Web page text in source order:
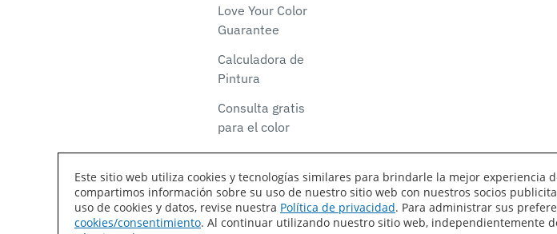
Love Your Color
Guarantee
Calculadora de
Pintura
Consulta gratis
para el color
Declaración de accesibilidad Mapa del sitio Términos de uso Privacidad
Coil Coatings
Este sitio web utiliza cookies y tecnologías similares para brindarle la mejor
compartimos información sobre su uso de nuestro sitio web con nuestros socios
uso de cookies y datos, revise nuestra Política de privacidad. Para administrar sus
cookies/consentimiento. Al continuar utilizando nuestro sitio web, independientemente